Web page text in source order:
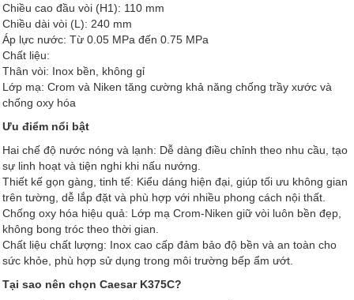
Chiều cao đầu vòi (H1): 110 mm
Chiều dài vòi (L): 240 mm
Áp lực nước: Từ 0.05 MPa đến 0.75 MPa
Chất liệu:
Thân vòi: Inox bền, không gỉ
Lớp mạ: Crom và Niken tăng cường khả năng chống trầy xước và
chống oxy hóa
Ưu điểm nổi bật
Hai chế độ nước nóng và lạnh: Dễ dàng điều chỉnh theo nhu cầu, tạo
sự linh hoạt và tiện nghi khi nấu nướng.
Thiết kế gọn gàng, tinh tế: Kiểu dáng hiện đại, giúp tối ưu không gian
trên tường, dễ lắp đặt và phù hợp với nhiều phong cách nội thất.
Chống oxy hóa hiệu quả: Lớp mạ Crom-Niken giữ vòi luôn bền đẹp,
không bong tróc theo thời gian.
Chất liệu chất lượng: Inox cao cấp đảm bảo độ bền và an toàn cho
sức khỏe, phù hợp sử dụng trong môi trường bếp ẩm ướt.
Tại sao nên chọn Caesar K375C?